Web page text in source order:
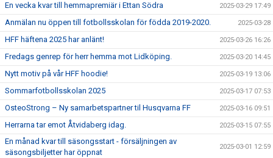
En vecka kvar till hemmapremiär i Ettan Södra 2025-03-29 17:49
Anmälan nu öppen till fotbollsskolan för födda 2019-2020. 2025-03-28
HFF häftena 2025 har anlänt! 2025-03-26 16:26
Fredags genrep för herr hemma mot Lidköping. 2025-03-20 14:45
Nytt motiv på vår HFF hoodie! 2025-03-19 13:06
Sommarfotbollsskolan 2025 2025-03-17 07:53
OsteoStrong – Ny samarbetspartner til Husqvarna FF 2025-03-16 09:51
Herrarna tar emot Åtvidaberg idag. 2025-03-15 07:55
En månad kvar till säsongsstart - försäljningen av
säsongsbiljetter har öppnat
2025-03-01 12:59